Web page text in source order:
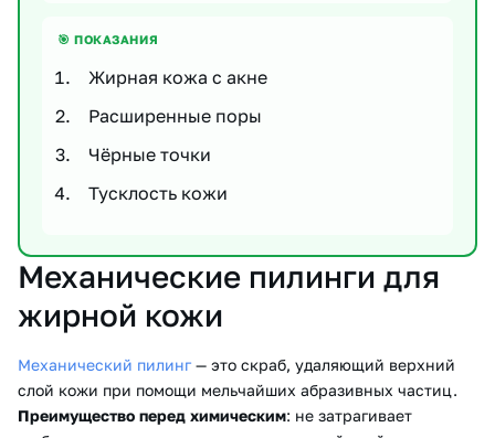
🎯 ПОКАЗАНИЯ
Жирная кожа с акне
Расширенные поры
Чёрные точки
Тусклость кожи
Механические пилинги для
жирной кожи
Механический пилинг — это скраб, удаляющий верхний
слой кожи при помощи мельчайших абразивных частиц.
Преимущество перед химическим: не затрагивает